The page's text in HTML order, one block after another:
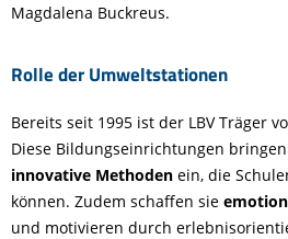
Magdalena Buckreus.
Rolle der Umweltstationen
Bereits seit 1995 ist der LBV Träger
Diese Bildungseinrichtungen bringen
innovative Methoden ein, die
können. Zudem schaffen sie
und motivieren durch